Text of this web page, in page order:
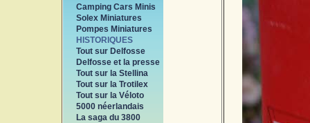
Camping Cars Minis
Solex Miniatures
Pompes Miniatures
HISTORIQUES
Tout sur Delfosse
Delfosse et la presse
Tout sur la Stellina
Tout sur la Trotilex
Tout sur la Véloto
5000 néerlandais
La saga du 3800